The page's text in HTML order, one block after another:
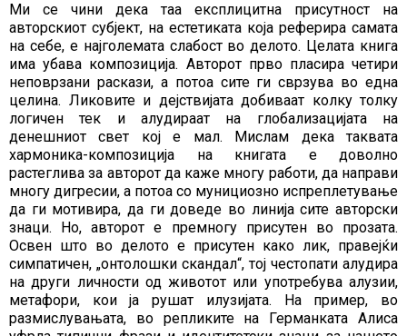
Ми се чини дека таа експлицитна присутност на
авторскиот субјект, на естетиката која реферира самата
на себе, е најголемата слабост во делото. Целата книга
има убава композиција. Авторот прво пласира четири
неповрзани раскази, а потоа сите ги сврзува во една
целина. Ликовите и дејствијата добиваат колку толку
логичен тек и алудираат на глобализацијата на
денешниот свет кој е мал. Мислам дека таквата
хармоника-композиција на книгата е доволно
растеглива за авторот да каже многу работи, да направи
многу дигресии, а потоа со мунициозно испреплетување
да ги мотивира, да ги доведе во линија сите авторски
знаци. Но, авторот е премногу присутен во прозата.
Освен што во делото е присутен како лик, правејќи
симпатичен, „онтолошки скандал“, тој честопати алудира
на други личности од животот или употребува алузии,
метафори, кои ја рушат илузијата. На пример, во
размислувањата, во репликите на Германката Алиса